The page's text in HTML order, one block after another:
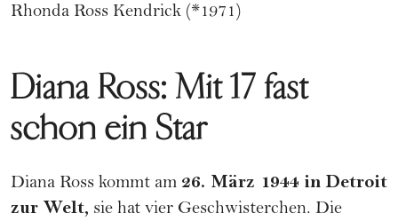
Rhonda Ross Kendrick (*1971)
Diana Ross: Mit 17 fast
schon ein Star
Diana Ross kommt am 26. März 1944 in Detroit
zur Welt, sie hat vier Geschwisterchen. Die